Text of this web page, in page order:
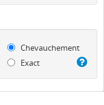
Chevauchement
Exact